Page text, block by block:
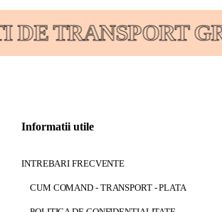
DE TRANSPORT
Informatii utile
INTREBARI FRECVENTE
CUM COMAND - TRANSPORT - PLATA